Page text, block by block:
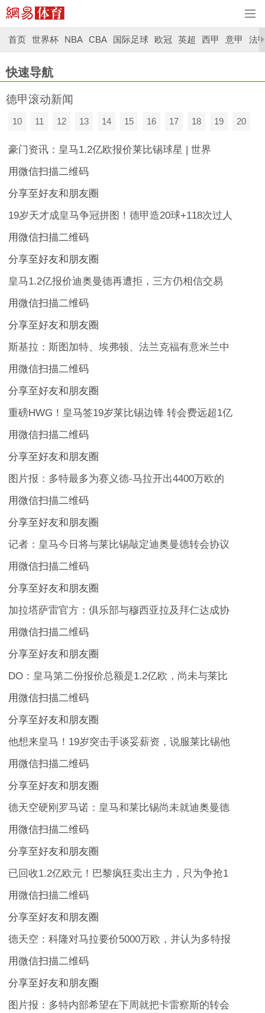
首页 世界杯 NBA CBA 国际足球 欧冠 英超 西甲 意甲 法
快速导航
德甲滚动新闻
10 11 12 13 14 15 16 17 18 19 20
豪门资讯：皇马1.2亿欧报价莱比锡球星 | 世界
用微信扫描二维码
分享至好友和朋友圈
19岁天才成皇马争冠拼图！德甲造20球+118次过人
用微信扫描二维码
分享至好友和朋友圈
皇马1.2亿报价迪奥曼德再遭拒，三方仍相信交易
用微信扫描二维码
分享至好友和朋友圈
斯基拉：斯图加特、埃弗顿、法兰克福有意米兰中
用微信扫描二维码
分享至好友和朋友圈
重磅HWG！皇马签19岁莱比锡边锋 转会费远超1亿
用微信扫描二维码
分享至好友和朋友圈
图片报：多特最多为赛义德-马拉开出4400万欧的
用微信扫描二维码
分享至好友和朋友圈
记者：皇马今日将与莱比锡敲定迪奥曼德转会协议
用微信扫描二维码
分享至好友和朋友圈
加拉塔萨雷官方：俱乐部与穆西亚拉及拜仁达成协
用微信扫描二维码
分享至好友和朋友圈
DO：皇马第二份报价总额是1.2亿欧，尚未与莱比
用微信扫描二维码
分享至好友和朋友圈
他想来皇马！19岁突击手谈妥薪资，说服莱比锡他
用微信扫描二维码
分享至好友和朋友圈
德天空硬刚罗马诺：皇马和莱比锡尚未就迪奥曼德
用微信扫描二维码
分享至好友和朋友圈
已回收1.2亿欧元！巴黎疯狂卖出主力，只为争抢1
用微信扫描二维码
分享至好友和朋友圈
德天空：科隆对马拉要价5000万欧，并认为多特报
用微信扫描二维码
分享至好友和朋友圈
图片报：多特内部希望在下周就把卡雷察斯的转会